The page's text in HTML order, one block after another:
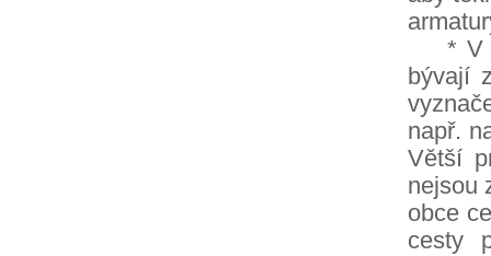
* V
bývají
např.
Větší
nejsou
obce
cesty